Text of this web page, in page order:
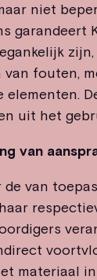
niet
van fouten,
elementen.
uit het
van
de van
materiaal